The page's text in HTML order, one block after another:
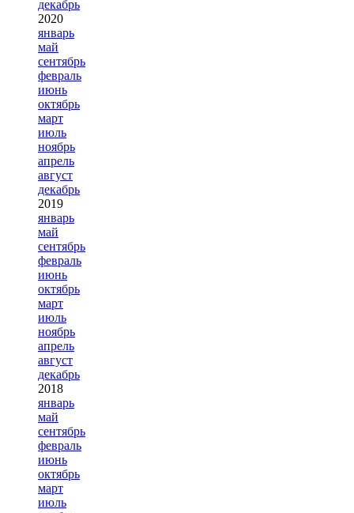
декабрь
2020
январь
май
сентябрь
февраль
июнь
октябрь
март
июль
ноябрь
апрель
август
декабрь
2019
январь
май
сентябрь
февраль
июнь
октябрь
март
июль
ноябрь
апрель
август
декабрь
2018
январь
май
сентябрь
февраль
июнь
октябрь
март
июль